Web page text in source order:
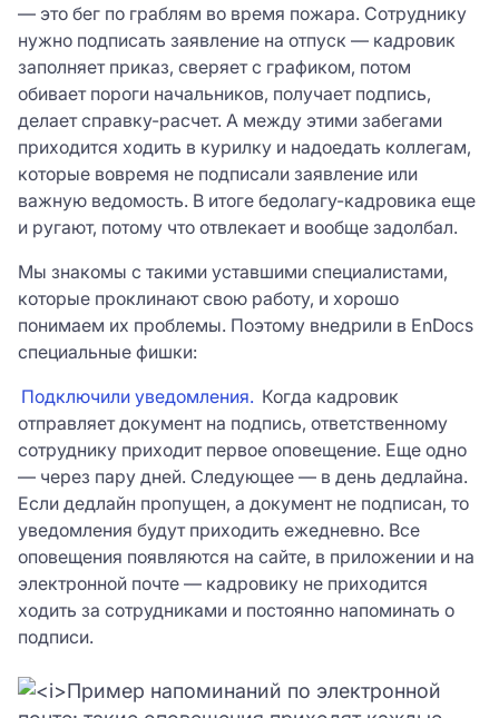
— это бег по граблям во время пожара. Сотруднику
нужно подписать заявление на отпуск — кадровик
заполняет приказ, сверяет с графиком, потом
обивает пороги начальников, получает подпись,
делает справку-расчет. А между этими забегами
приходится ходить в курилку и надоедать коллегам,
которые вовремя не подписали заявление или
важную ведомость. В итоге бедолагу-кадровика еще
и ругают, потому что отвлекает и вообще задолбал.
Мы знакомы с такими уставшими специалистами,
которые проклинают свою работу, и хорошо
понимаем их проблемы. Поэтому внедрили в EnDocs
специальные фишки:
Подключили уведомления. Когда кадровик
отправляет документ на подпись, ответственному
сотруднику приходит первое оповещение. Еще одно
— через пару дней. Следующее — в день дедлайна.
Если дедлайн пропущен, а документ не подписан, то
уведомления будут приходить ежедневно. Все
оповещения появляются на сайте, в приложении и на
электронной почте — кадровику не приходится
ходить за сотрудниками и постоянно напоминать о
подписи.